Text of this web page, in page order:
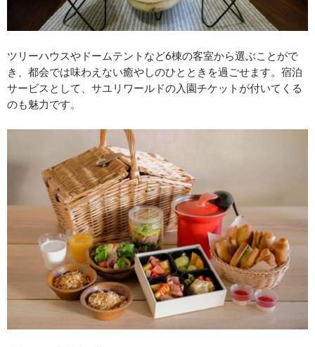
ツリーハウスやドームテントなど6棟の客室から選ぶことがで
き、都会では味わえない癒やしのひとときを過ごせます。宿泊
サービスとして、サユリワールドの入園チケットが付いてくる
のも魅力です。